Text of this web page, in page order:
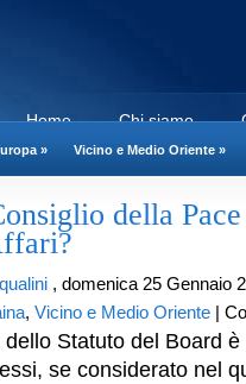
Chi siamo
Home
» Vicino e Medio Oriente »
della
, domenica 25 Gennaio
, Vicino e Medio Oriente
Statuto del Board
se considerato nel